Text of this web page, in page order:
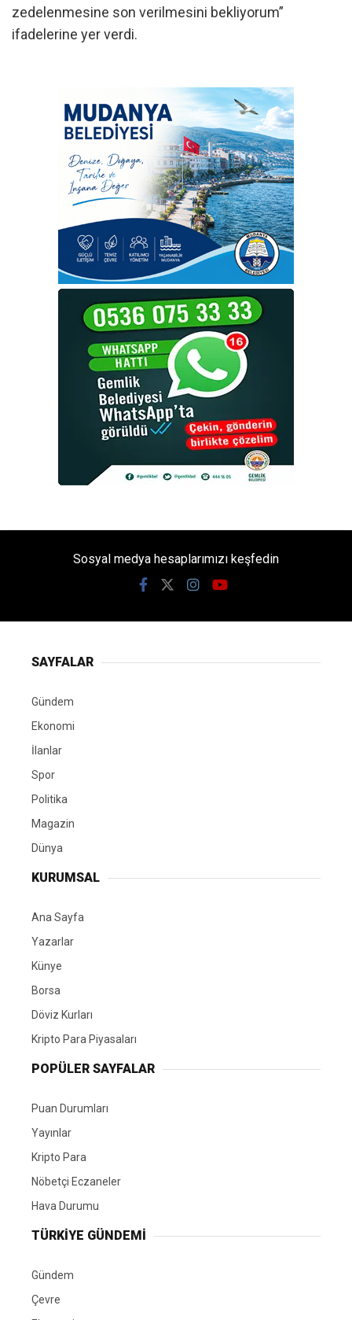
zedelenmesine son verilmesini bekliyorum”
ifadelerine yer verdi.
Sosyal medya hesaplarımızı keşfedin
SAYFALAR
Gündem
Ekonomi
İlanlar
Spor
Politika
Magazin
Dünya
KURUMSAL
Ana Sayfa
Yazarlar
Künye
Borsa
Döviz Kurları
Kripto Para Piyasaları
POPÜLER SAYFALAR
Puan Durumları
Yayınlar
Kripto Para
Nöbetçi Eczaneler
Hava Durumu
TÜRKIYE GÜNDEMI
Gündem
Çevre